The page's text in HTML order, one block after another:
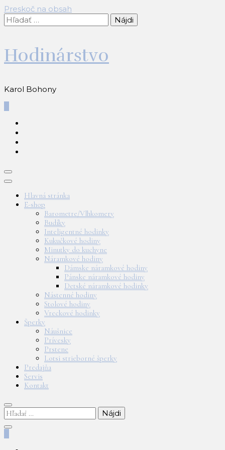
Preskoč na obsah
Hľadať:
Hodinárstvo
Karol Bohony
Hlavná stránka
E-shop
Barometre/Vlhkomery
Budíky
Inteligentné hodinky
Kukučkové hodiny
Minutky do kuchyne
Náramkové hodiny
Dámske náramkové hodiny
Pánske náramkové hodiny
Detské náramkové hodinky
Nástenné hodiny
Stolové hodiny
Vreckové hodinky
Šperky
Náušnice
Prívesky
Prstene
Lotsi strieborné šperky
Predajňa
Servis
Kontakt
Hľadať: